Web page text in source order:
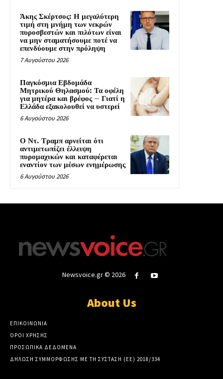
Άκης Σκέρτσος: Η μεγαλύτερη
τιμή στη μνήμη των νεκρών
πυροσβεστών και πιλότων είναι
να μην σταματήσουμε ποτέ να
επενδύουμε στην πρόληψη
7 Αυγούστου 2026
Παγκόσμια Εβδομάδα
Μητρικού Θηλασμού: Τα οφέλη
για μητέρα και βρέφος – Γιατί η
Ελλάδα εξακολουθεί να υστερεί
6 Αυγούστου 2026
Ο Ντ. Τραμπ αρνείται ότι
αντιμετωπίζει έλλειψη
πυρομαχικών και καταφέρεται
εναντίον των μέσων ενημέρωσης
6 Αυγούστου 2026
Newsvoice.gr © 2026
About Us
ΕΠΙΚΟΙΝΩΝΙΑ
ΟΡΟΙ ΧΡΗΣΗΣ
ΠΡΟΣΩΠΙΚΑ ΔΕΔΟΜΕΝΑ
ΔΗΛΩΣΗ ΣΥΜΜΟΡΦΩΣΗΣ ΜΕ ΤΗ ΣΥΣΤΑΣΗ (ΕΕ) 2018/334